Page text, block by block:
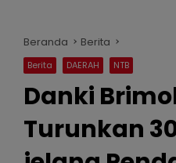
Beranda Berita
Berita DAERAH NTB
Danki
Turunkan